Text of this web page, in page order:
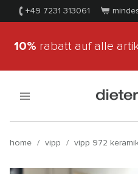
+49 7231 313061
10% rabatt auf alle
home / vipp / vipp 972